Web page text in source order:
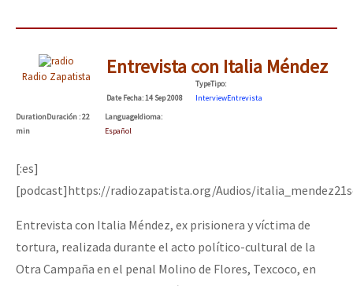
Radio Zapatista Entrevista con Italia Méndez
DateFecha: 14 Sep 2008
TypeTipo:
InterviewEntrevista
DurationDuración: 22
min
LanguageIdioma:
Español
[:es]
[podcast]https://radiozapatista.org/Audios/
Entrevista con Italia Méndez, ex prisionera y víctima de
tortura, realizada durante el acto político-cultural de la
Otra Campaña en el penal Molino de Flores, Texcoco, en